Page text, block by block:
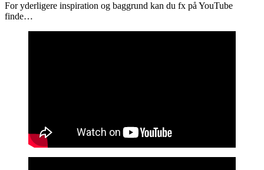
For yderligere inspiration og baggrund kan du fx på YouTube
finde…